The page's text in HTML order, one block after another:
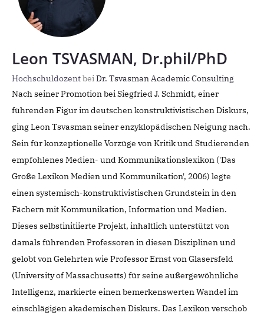
Leon TSVASMAN, Dr.phil/PhD
HochschuldozentbeiDr. Tsvasman Academic Consulting
Nach seiner Promotion bei Siegfried J. Schmidt, einer
führenden Figur im deutschen konstruktivistischen Diskurs,
ging Leon Tsvasman seiner enzyklopädischen Neigung nach.
Sein für konzeptionelle Vorzüge von Kritik und Studierenden
empfohlenes Medien- und Kommunikationslexikon ('Das
Große Lexikon Medien und Kommunikation', 2006) legte
einen systemisch-konstruktivistischen Grundstein in den
Fächern mit Kommunikation, Information und Medien.
Dieses selbstinitiierte Projekt, inhaltlich unterstützt von
damals führenden Professoren in diesen Disziplinen und
gelobt von Gelehrten wie Professor Ernst von Glasersfeld
(University of Massachusetts) für seine außergewöhnliche
Intelligenz, markierte einen bemerkenswerten Wandel im
einschlägigen akademischen Diskurs. Das Lexikon verschob